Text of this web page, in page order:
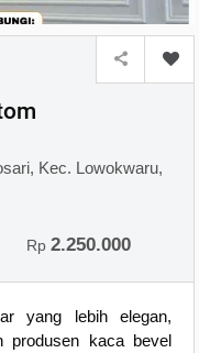
Kec. Lowokwaru,
Rp2.250.000
yang lebih elegan,
produsen kaca bevel